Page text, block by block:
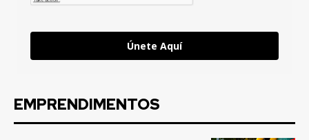
Únete Aquí
EMPRENDIMENTOS